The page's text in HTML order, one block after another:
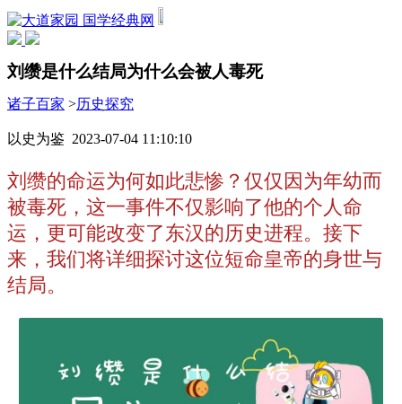
国学经典网
刘缵是什么结局为什么会被人毒死
诸子百家 >历史探究
以史为鉴 2023-07-04 11:10:10
刘缵的命运为何如此悲惨？仅仅因为年幼而
被毒死，这一事件不仅影响了他的个人命
运，更可能改变了东汉的历史进程。接下
来，我们将详细探讨这位短命皇帝的身世与
结局。